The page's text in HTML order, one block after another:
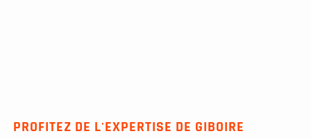
PROFITEZ DE L'EXPERTISE DE GIBOIRE